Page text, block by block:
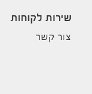
שירות לקוחות
צור קשר